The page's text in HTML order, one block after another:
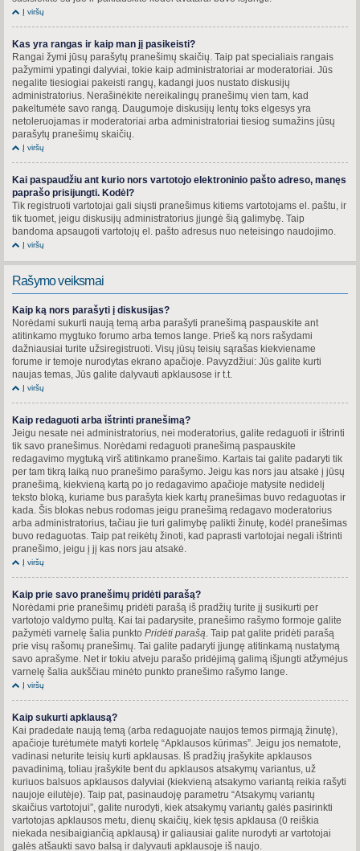
Į viršų
Kas yra rangas ir kaip man jį pasikeisti?
Rangai žymi jūsų parašytų pranešimų skaičių. Taip pat specialiais rangais
pažymimi ypatingi dalyviai, tokie kaip administratoriai ar moderatoriai. Jūs
negalite tiesiogiai pakeisti rangų, kadangi juos nustato diskusijų
administratorius. Nerašinėkite nereikalingų pranešimų vien tam, kad
pakeltumėte savo rangą. Daugumoje diskusijų lentų toks elgesys yra
netoleruojamas ir moderatoriai arba administratoriai tiesiog sumažins jūsų
parašytų pranešimų skaičių.
Į viršų
Kai paspaudžiu ant kurio nors vartotojo elektroninio pašto adreso, manęs
paprašo prisijungti. Kodėl?
Tik registruoti vartotojai gali siųsti pranešimus kitiems vartotojams el. paštu, ir
tik tuomet, jeigu diskusijų administratorius įjungė šią galimybę. Taip
bandoma apsaugoti vartotojų el. pašto adresus nuo neteisingo naudojimo.
Į viršų
Rašymo veiksmai
Kaip ką nors parašyti į diskusijas?
Norėdami sukurti naują temą arba parašyti pranešimą paspauskite ant
atitinkamo mygtuko forumo arba temos lange. Prieš ką nors rašydami
dažniausiai turite užsiregistruoti. Visų jūsų teisių sąrašas kiekviename
forume ir temoje nurodytas ekrano apačioje. Pavyzdžiui: Jūs galite kurti
naujas temas, Jūs galite dalyvauti apklausose ir t.t.
Į viršų
Kaip redaguoti arba ištrinti pranešimą?
Jeigu nesate nei administratorius, nei moderatorius, galite redaguoti ir ištrinti
tik savo pranešimus. Norėdami redaguoti pranešimą paspauskite
redagavimo mygtuką virš atitinkamo pranešimo. Kartais tai galite padaryti tik
per tam tikrą laiką nuo pranešimo parašymo. Jeigu kas nors jau atsakė į jūsų
pranešimą, kiekvieną kartą po jo redagavimo apačioje matysite nedidelį
teksto bloką, kuriame bus parašyta kiek kartų pranešimas buvo redaguotas ir
kada. Šis blokas nebus rodomas jeigu pranešimą redagavo moderatorius
arba administratorius, tačiau jie turi galimybę palikti žinutę, kodėl pranešimas
buvo redaguotas. Taip pat reikėtų žinoti, kad paprasti vartotojai negali ištrinti
pranešimo, jeigu į jį kas nors jau atsakė.
Į viršų
Kaip prie savo pranešimų pridėti parašą?
Norėdami prie pranešimų pridėti parašą iš pradžių turite jį susikurti per
vartotojo valdymo pultą. Kai tai padarysite, pranešimo rašymo formoje galite
pažymėti varnelę šalia punkto Pridėti parašą . Taip pat galite pridėti parašą
prie visų rašomų pranešimų. Tai galite padaryti įjungę atitinkamą nustatymą
savo aprašyme. Net ir tokiu atveju parašo pridėjimą galimą išjungti atžymėjus
varnelę šalia aukščiau minėto punkto pranešimo rašymo lange.
Į viršų
Kaip sukurti apklausą?
Kai pradedate naują temą (arba redaguojate naujos temos pirmąją žinutę),
apačioje turėtumėte matyti kortelę “Apklausos kūrimas”. Jeigu jos nematote,
vadinasi neturite teisių kurti apklausas. Iš pradžių įrašykite apklausos
pavadinimą, toliau įrašykite bent du apklausos atsakymų variantus, už
kuriuos balsuos apklausos dalyviai (kiekvieną atsakymo variantą reikia rašyti
naujoje eilutėje). Taip pat, pasinaudoję parametru “Atsakymų variantų
skaičius vartotojui”, galite nurodyti, kiek atsakymų variantų galės pasirinkti
vartotojas apklausos metu, dienų skaičių, kiek tęsis apklausa (0 reiškia
niekada nesibaigiančią apklausą) ir galiausiai galite nurodyti ar vartotojai
galės atšaukti savo balsą ir dalyvauti apklausoje iš naujo.